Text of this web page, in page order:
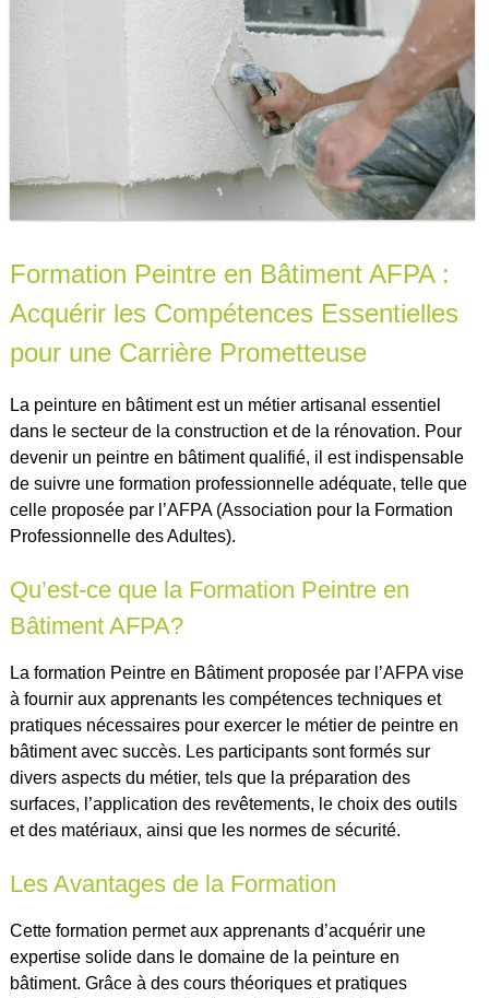
Formation Peintre en Bâtiment AFPA :
Acquérir les Compétences Essentielles
pour une Carrière Prometteuse
La peinture en bâtiment est un métier artisanal essentiel
dans le secteur de la construction et de la rénovation. Pour
devenir un peintre en bâtiment qualifié, il est indispensable
de suivre une formation professionnelle adéquate, telle que
celle proposée par l’AFPA (Association pour la Formation
Professionnelle des Adultes).
Qu’est-ce que la Formation Peintre en
Bâtiment AFPA?
La formation Peintre en Bâtiment proposée par l’AFPA vise
à fournir aux apprenants les compétences techniques et
pratiques nécessaires pour exercer le métier de peintre en
bâtiment avec succès. Les participants sont formés sur
divers aspects du métier, tels que la préparation des
surfaces, l’application des revêtements, le choix des outils
et des matériaux, ainsi que les normes de sécurité.
Les Avantages de la Formation
Cette formation permet aux apprenants d’acquérir une
expertise solide dans le domaine de la peinture en
bâtiment. Grâce à des cours théoriques et pratiques